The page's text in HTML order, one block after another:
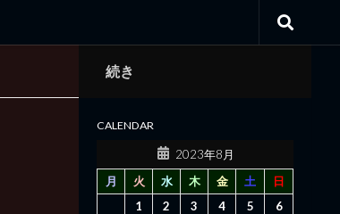
続き
CALENDAR
2023年8月
月
火 水 木 金 土
日
1
2 3 4 5
6